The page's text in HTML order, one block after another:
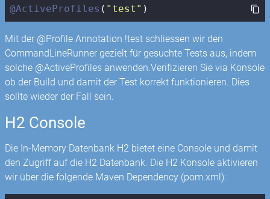
@ActiveProfiles ( "test" )
Mit der @Profile Annotation !test schliessen wir den
CommandLineRunner gezielt für gesuchte Tests aus, indem
solche @ActiveProfiles anwenden.Verifizieren Sie via Konsole
ob der Build und damit der Test korrekt funktionieren. Dies
sollte wieder der Fall sein.
H2 Console
Die In-Memory Datenbank H2 bietet eine Console und damit
den Zugriff auf die H2 Datenbank. Die H2 Konsole aktivieren
wir über die folgende Maven Dependency (pom.xml):